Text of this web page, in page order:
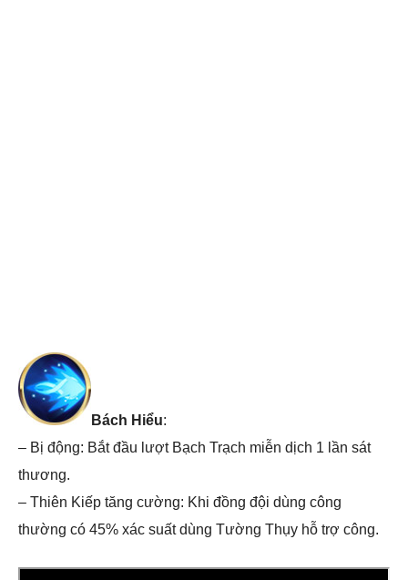
Bách Hiểu:
– Bị động: Bắt đầu lượt Bạch Trạch miễn dịch 1 lần sát
thương.
– Thiên Kiếp tăng cường: Khi đồng đội dùng công
thường có 45% xác suất dùng Tường Thụy hỗ trợ công.